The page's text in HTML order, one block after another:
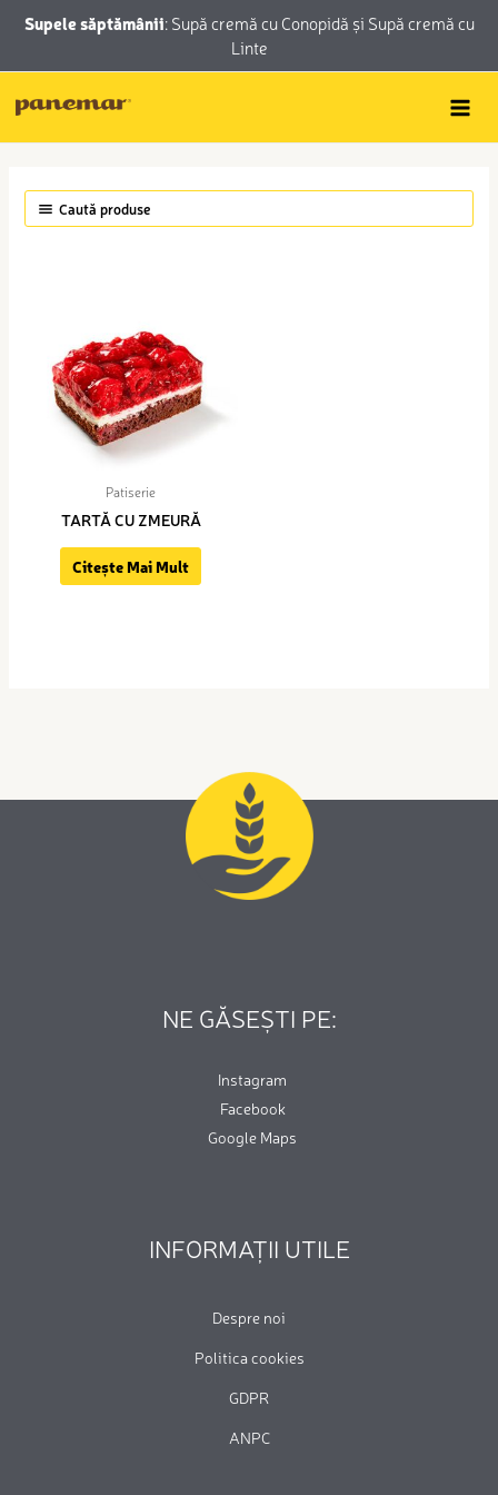
Supele săptămânii:Supă cremă cu Conopidă și Supă cremă cu
Linte
Caută produse
Patiserie
TARTĂ CU ZMEURĂ
Citește Mai Mult
NE GĂSEȘTI PE:
Instagram
Facebook
Google Maps
INFORMAȚII UTILE
Despre noi
Politica cookies
GDPR
ANPC